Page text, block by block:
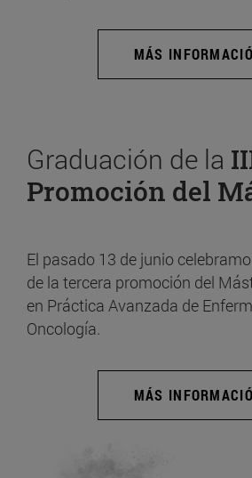
MÁS
Graduación de la
Promoción del
El pasado 13 de junio
de la tercera promoción del
en Práctica Avanzada de
Oncología.
MÁS